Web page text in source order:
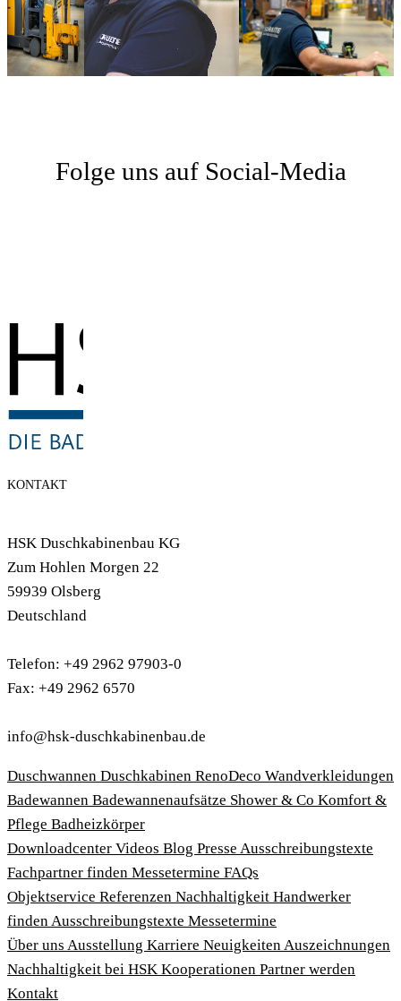
Folge uns auf Social-Media
KONTAKT
HSK Duschkabinenbau KG
Zum Hohlen Morgen 22
59939 Olsberg
Deutschland
Telefon: +49 2962 97903-0
Fax: +49 2962 6570
info@hsk-duschkabinenbau.de
Duschwannen Duschkabinen RenoDeco Wandverkleidungen
Badewannen Badewannenaufsätze Shower & Co Komfort &
Pflege Badheizkörper
Download­center Videos Blog Presse Ausschreibungstexte
Fachpartner finden Messetermine FAQs
Objektservice Referenzen Nachhaltigkeit Handwerker
finden Ausschreibungstexte Messetermine
Über uns Ausstellung Karriere Neuigkeiten Auszeichnungen
Nachhaltigkeit bei HSK Kooperationen Partner werden
Kontakt